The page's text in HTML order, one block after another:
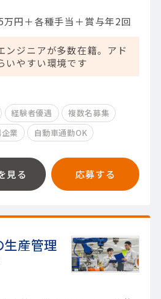
万円＋各種手当＋賞与年2回
ンジニアが多数在籍。アド
いやすい環境です
経験者優遇
複数名募集
業 自動車通勤OK
見る 応募する
生産管理